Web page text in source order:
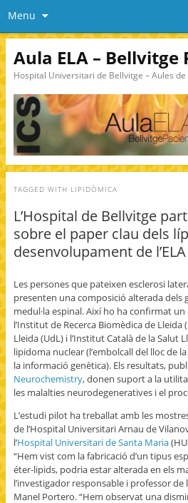
Menu
Aula ELA – Bellvitge
Hospital Universitari de Bellvitge – Aules
TAGGED WITH LIPIDÒMICA
L’Hospital de Bellvitge
sobre el paper clau dels
desenvolupament de l’ELA
Les persones que pateixen esclerosi
presenten una composició alterada dels
medul·la espinal. Així ho ha confirmat
l’Institut de Recerca Biomèdica de Lleida
Lleida (UdL) i l’Institut Català de la Salut
lipidoma nuclear (l’embolcall del lloc de
la informació genètica). Els resultats,
Neurochemistry, donen suport a la
les malalties neurodegeneratives i el
L’estudi pilot ha treballat amb les
de l’Hospital Universitari Arnau de
l’Hospital Universitari de Santa Maria
“Hem vist com la fabricació d’un tipus
éter-lipids, podria estar alterada en els
l’investigador responsable i professor
Manel Portero. “Hem observat una